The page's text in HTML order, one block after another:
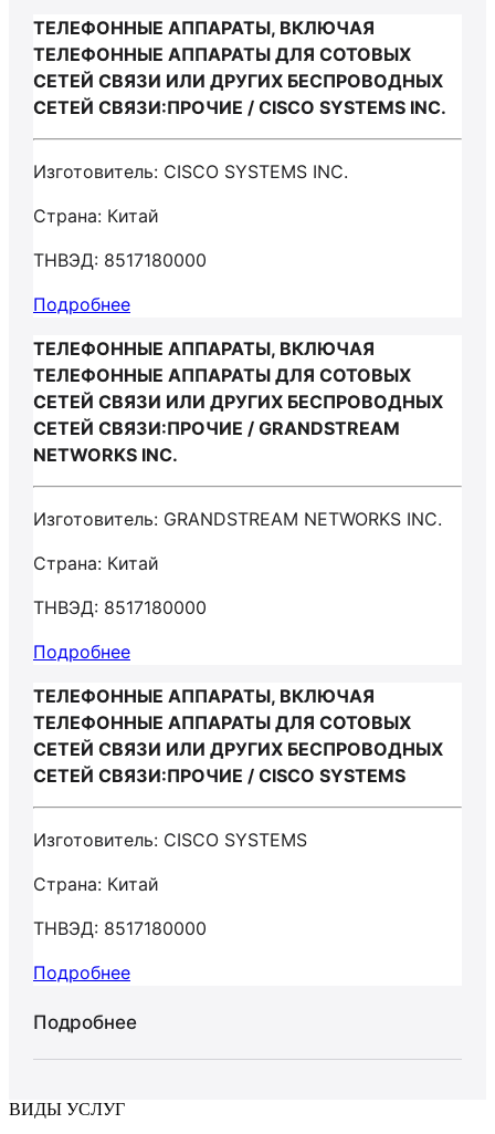
ТЕЛЕФОННЫЕ АППАРАТЫ, ВКЛЮЧАЯ
ТЕЛЕФОННЫЕ АППАРАТЫ ДЛЯ СОТОВЫХ
СЕТЕЙ СВЯЗИ ИЛИ ДРУГИХ БЕСПРОВОДНЫХ
СЕТЕЙ СВЯЗИ:ПРОЧИЕ / CISCO SYSTEMS INC.
Изготовитель: CISCO SYSTEMS INC.
Страна: Китай
ТНВЭД: 8517180000
Подробнее
ТЕЛЕФОННЫЕ АППАРАТЫ, ВКЛЮЧАЯ
ТЕЛЕФОННЫЕ АППАРАТЫ ДЛЯ СОТОВЫХ
СЕТЕЙ СВЯЗИ ИЛИ ДРУГИХ БЕСПРОВОДНЫХ
СЕТЕЙ СВЯЗИ:ПРОЧИЕ / GRANDSTREAM
NETWORKS INC.
Изготовитель: GRANDSTREAM NETWORKS INC.
Страна: Китай
ТНВЭД: 8517180000
Подробнее
ТЕЛЕФОННЫЕ АППАРАТЫ, ВКЛЮЧАЯ
ТЕЛЕФОННЫЕ АППАРАТЫ ДЛЯ СОТОВЫХ
СЕТЕЙ СВЯЗИ ИЛИ ДРУГИХ БЕСПРОВОДНЫХ
СЕТЕЙ СВЯЗИ:ПРОЧИЕ / CISCO SYSTEMS
Изготовитель: CISCO SYSTEMS
Страна: Китай
ТНВЭД: 8517180000
Подробнее
Подробнее
ВИДЫ УСЛУГ